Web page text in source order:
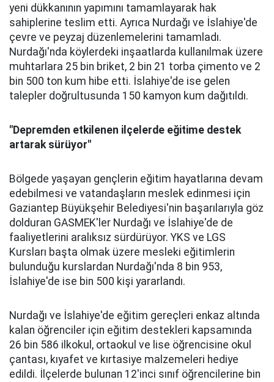
yeni dükkanının yapımını tamamlayarak hak
sahiplerine teslim etti. Ayrıca Nurdağı ve İslahiye'de
çevre ve peyzaj düzenlemelerini tamamladı.
Nurdağı'nda köylerdeki inşaatlarda kullanılmak üzere
muhtarlara 25 bin briket, 2 bin 21 torba çimento ve 2
bin 500 ton kum hibe etti. İslahiye'de ise gelen
talepler doğrultusunda 150 kamyon kum dağıtıldı.
"Depremden etkilenen ilçelerde eğitime destek
artarak sürüyor"
Bölgede yaşayan gençlerin eğitim hayatlarına devam
edebilmesi ve vatandaşların meslek edinmesi için
Gaziantep Büyükşehir Belediyesi'nin başarılarıyla göz
dolduran GASMEK'ler Nurdağı ve İslahiye'de de
faaliyetlerini aralıksız sürdürüyor. YKS ve LGS
Kursları başta olmak üzere mesleki eğitimlerin
bulunduğu kurslardan Nurdağı'nda 8 bin 953,
İslahiye'de ise bin 500 kişi yararlandı.
Nurdağı ve İslahiye'de eğitim gereçleri enkaz altında
kalan öğrenciler için eğitim destekleri kapsamında
26 bin 586 ilkokul, ortaokul ve lise öğrencisine okul
çantası, kıyafet ve kırtasiye malzemeleri hediye
edildi. İlçelerde bulunan 12'inci sınıf öğrencilerine bin